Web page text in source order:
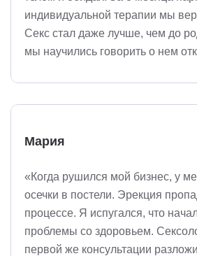
индивидуальной терапии мы
Секс стал даже лучше, чем до
мы научились говорить о нем
Мария
«Когда рушился мой бизнес, у
осечки в постели. Эрекция
процессе. Я испугался, что
проблемы со здоровьем.
первой же консультации